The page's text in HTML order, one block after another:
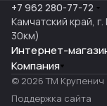
+7 962 280-77-72
Камчатский край,
30км)
Интернет-
Компания
© 2026 ТМ Крупенич
Поддержка сайта